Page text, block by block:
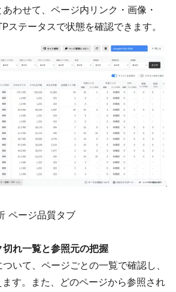
わせて、ページ内リンク・画像・
ステータスで状態を確認できます。
ページ品質タブ
れ一覧と参照元の把握
いて、ページごとの一覧で確認し、
す。また、どのページから参照され